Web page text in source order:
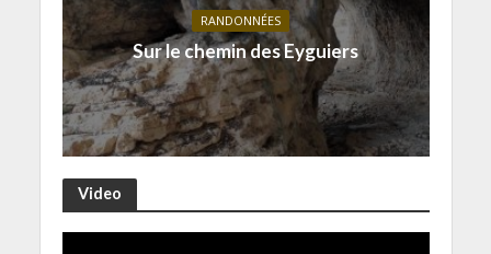
RANDONNÉES
Sur le chemin des Eyguiers
Video